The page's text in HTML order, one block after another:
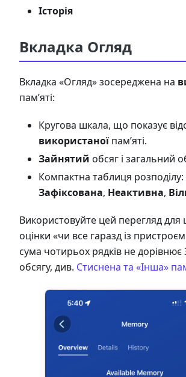
Історія
Вкладка Огляд
Вкладка «Огляд» зосереджена на
пам’яті:
Кругова шкала, що показує
використаної пам’яті.
Зайнятий обсяг і загальний
Компактна таблиця розподілу:
Зафіксована, Неактивна,
Використовуйте цей перегляд для
оцінки «чи все гаразд із
сума чотирьох рядків не
обсягу, див. Стиснена та «Інша»